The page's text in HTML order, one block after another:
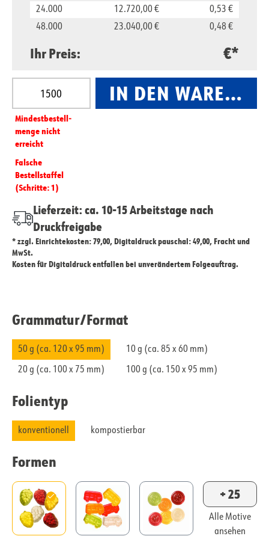
24.000 12.720,00 €
0,53 €
48.000
23.040,00 € 0,48 €
Ihr Preis: €*
Produkt Anzahl: Gib den gewünschten Wert ein
Mindest­­bestell­­
menge nicht
erreicht
Falsche
Bestellstaffel
(Schritte: 1)
IN DEN
Lieferzeit: ca. 10-15 Arbeitstage nach
Druckfreigabe
* zzgl. Einrichtekosten: 79,00, Digitaldruck pauschal: 49,00, Fracht und
MwSt.
Kosten für Digitaldruck entfallen bei unverändertem Folgeauftrag.
Grammatur/​Format
50 g (ca. 120 x 95 mm) 10 g (ca. 85 x 60 mm)
20 g (ca. 100 x 75 mm) 100 g (ca. 150 x 95 mm)
Folientyp
konventionell kompostierbar
Formen
+ 25
Alle Motive
ansehen